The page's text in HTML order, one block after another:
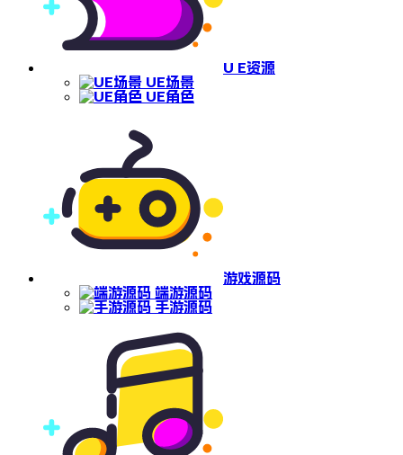
U E资源
UE场景
UE角色
游戏源码
端游源码
手游源码